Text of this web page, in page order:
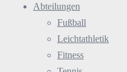
Abteilungen
Fußball
Leichtathletik
Fitness